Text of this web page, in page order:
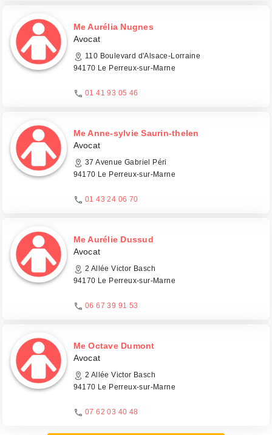
Me Aurélia Nugnes
Avocat
110 Boulevard d'Alsace-Lorraine
94170 Le Perreux-sur-Marne
01 41 93 05 46
Me Anne-sylvie Saurin-thelen
Avocat
37 Avenue Gabriel Péri
94170 Le Perreux-sur-Marne
01 43 24 06 70
Me Aurélie Dussud
Avocat
2 Allée Victor Basch
94170 Le Perreux-sur-Marne
06 67 39 91 53
Me Octave Dumont
Avocat
2 Allée Victor Basch
94170 Le Perreux-sur-Marne
07 62 03 40 48